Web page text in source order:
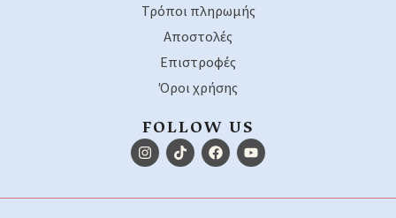
Τρόποι πληρωμής
Αποστολές
Επιστροφές
Όροι χρήσης
FOLLOW US